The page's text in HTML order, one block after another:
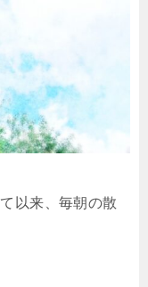
以来、毎朝の散